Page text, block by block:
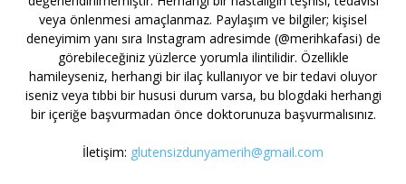
veya önlenmesi amaçlanmaz. Paylaşım ve bilgiler; kişisel
deneyimim yanı sıra Instagram adresimde (@merihkafasi) de
görebileceğiniz yüzlerce yorumla ilintilidir. Özellikle
hamileyseniz, herhangi bir ilaç kullanıyor ve bir tedavi oluyor
iseniz veya tıbbi bir hususi durum varsa, bu blogdaki herhangi
bir içeriğe başvurmadan önce doktorunuza başvurmalısınız.
İletişim: glutensizdunyamerih@gmail.com